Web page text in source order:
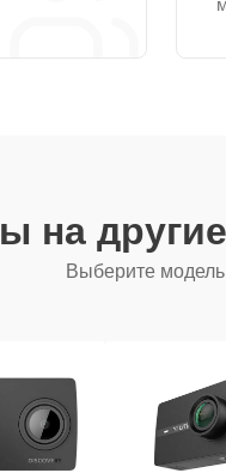
на
Выберите модель